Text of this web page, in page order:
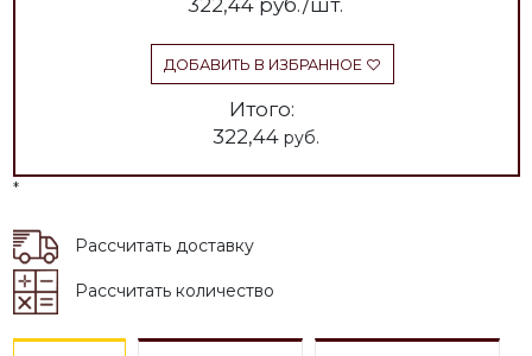
ДОБАВИТЬ В ИЗБРАННОЕ
Итого:
322,44 руб.
*
Рассчитать доставку
Рассчитать количество